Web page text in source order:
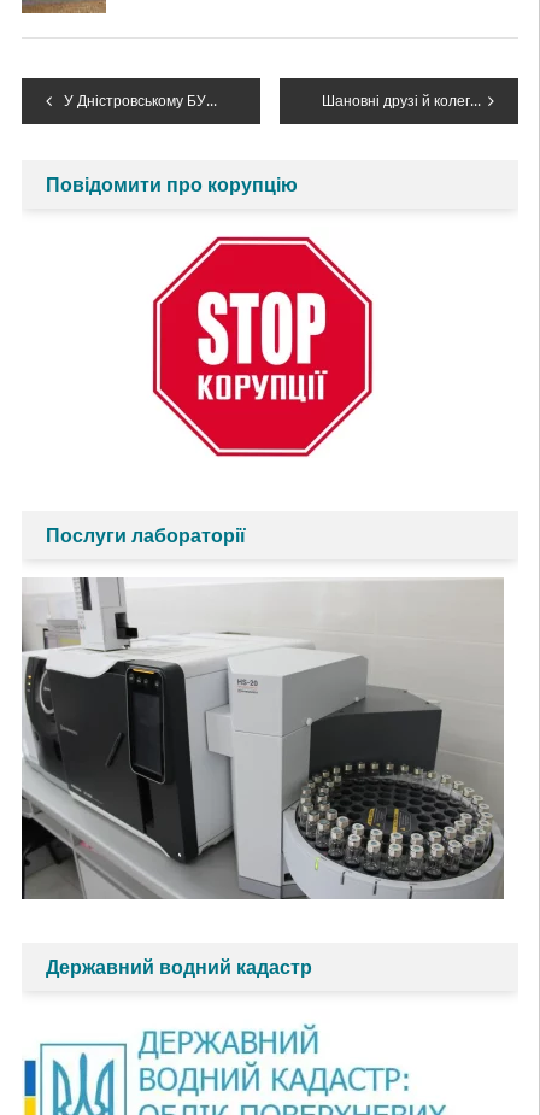
Навігація
У Дністровському БУВР лунала традиційна гуцульська коляда Шановні друзі й колеги, працівники водогосподарської галузі! Щиро вітаю з Новим 2026 роком!
Повідомити про корупцію
Послуги лабораторії
Державний водний кадастр